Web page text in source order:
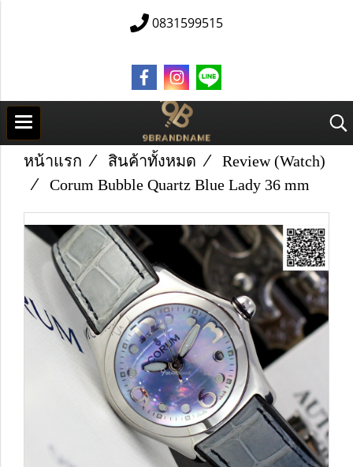
0831599515
หน้าแรก สินค้าทั้งหมด
Review (Watch)
Corum Bubble Quartz Blue Lady 36 mm